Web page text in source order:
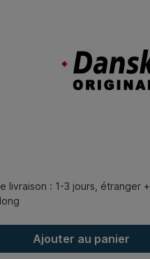
livraison : 1-3 jours, étranger +
Ajouter au panier